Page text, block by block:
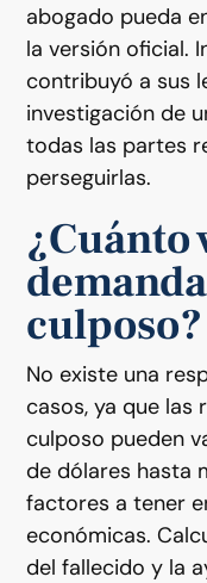
abogado pueda
la versión oficial.
contribuyó a sus
investigación de
todas las partes
perseguirlas.
¿Cuánto
culposo?
No existe una
casos, ya que las
culposo pueden
de dólares hasta
factores a tener
económicas.
del fallecido y la